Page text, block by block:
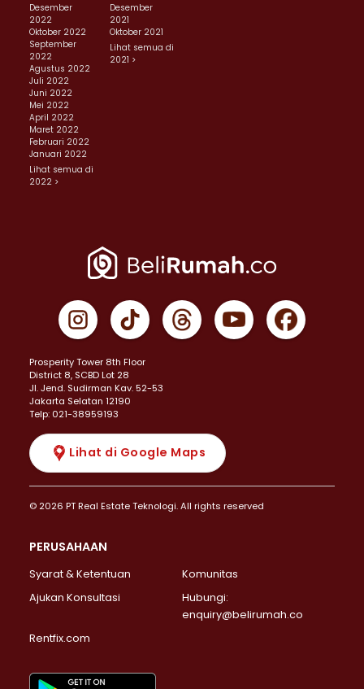
Desember
2022
Oktober 2022
September
2022
Agustus 2022
Juli 2022
Juni 2022
Mei 2022
April 2022
Maret 2022
Februari 2022
Januari 2022
Lihat semua di
2022 >
Desember
2021
Oktober 2021
Lihat semua di
2021 >
Prosperity Tower 8th Floor
District 8, SCBD Lot 28
JI. Jend. Sudirman Kav. 52-53
Jakarta Selatan 12190
Telp: 021-38959193
Lihat di Google Maps
© 2026 PT Real Estate Teknologi. All rights reserved
PERUSAHAAN
Syarat & Ketentuan
Komunitas
Ajukan Konsultasi
Hubungi:
enquiry@belirumah.co
Rentfix.com